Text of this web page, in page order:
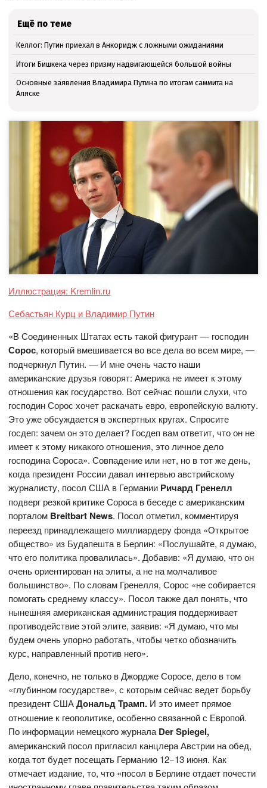
Ещё по теме
Келлог: Путин приехал в Анкоридж с ложными ожиданиями
Итоги Бишкека через призму надвигающейся большой войны
Основные заявления Владимира Путина по итогам саммита на
Аляске
Иллюстрация: Kremlin.ru
Себастьян Курц и Владимир Путин
«В Соединенных Штатах есть такой фигурант — господин
Сорос, который вмешивается во все дела во всем мире, —
подчеркнул Путин. — И мне очень часто наши
американские друзья говорят: Америка не имеет к этому
отношения как государство. Вот сейчас пошли слухи, что
господин Сорос хочет раскачать евро, европейскую валюту.
Это уже обсуждается в экспертных кругах. Спросите
госдеп: зачем он это делает? Госдеп вам ответит, что он не
имеет к этому никакого отношения, это личное дело
господина Сороса». Совпадение или нет, но в тот же день,
когда президент России давал интервью австрийскому
журналисту, посол США в Германии Ричард Гренелл
подверг резкой критике Сороса в беседе с американским
порталом Breitbart News. Посол отметил, комментируя
переезд принадлежащего миллиардеру фонда «Открытое
общество» из Будапешта в Берлин: «Послушайте, я думаю,
что его политика провалилась». Добавив: «Я думаю, что он
очень ориентирован на элиты, а не на молчаливое
большинство». По словам Гренелля, Сорос «не собирается
помогать среднему классу». Посол также дал понять, что
нынешняя американская администрация поддерживает
противодействие этой элите, заявив: «Я думаю, что мы
будем очень упорно работать, чтобы четко обозначить
курс, направленный против него».
Дело, конечно, не только в Джордже Соросе, дело в том
«глубинном государстве», с которым сейчас ведет борьбу
президент СШАДональд Трамп. И это имеет прямое
отношение к геополитике, особенно связанной с Европой.
По информации немецкого журналаDerSpiegel,
американский посол пригласил канцлера Австрии на обед,
когда тот будет посещать Германию 12−13 июня. Как
отмечает издание, то, что «посол в Берлине отдает почести